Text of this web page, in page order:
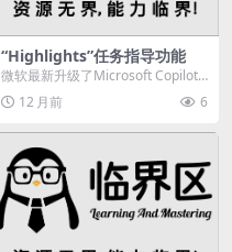
“Highlights”任务指导功能
微软最新升级了Microsoft Copilot
应用，新增任务指导“Highli...
12 月前 6